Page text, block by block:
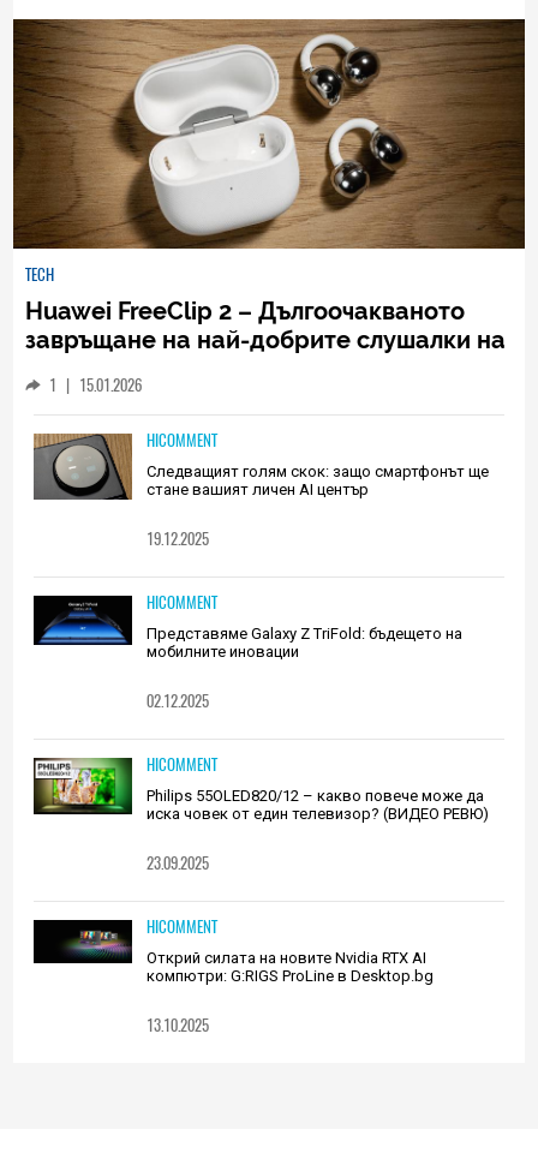
TECH
Huawei FreeClip 2 – Дългоочакваното
завръщане на най-добрите слушалки на
1 | 15.01.2026
HICOMMENT
Следващият голям скок: защо смартфонът ще
стане вашият личен AI център
19.12.2025
HICOMMENT
Представяме Galaxy Z TriFold: бъдещето на
мобилните иновации
02.12.2025
HICOMMENT
Philips 55OLED820/12 – какво повече може да
иска човек от един телевизор? (ВИДЕО РЕВЮ)
23.09.2025
HICOMMENT
Открий силата на новите Nvidia RTX AI
компютри: G:RIGS ProLine в Desktop.bg
13.10.2025